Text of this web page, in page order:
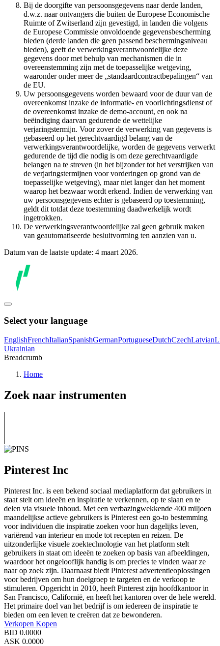
Bij de doorgifte van persoonsgegevens naar derde landen,
d.w.z. naar ontvangers die buiten de Europese Economische
Ruimte of Zwitserland zijn gevestigd, in landen die volgens
de Europese Commissie onvoldoende gegevensbescherming
bieden (derde landen die geen passend beschermingsniveau
bieden), geeft de verwerkingsverantwoordelijke deze
gegevens door met behulp van mechanismen die in
overeenstemming zijn met de toepasselijke wetgeving,
waaronder onder meer de „standaardcontractbepalingen“ van
de EU.
Uw persoonsgegevens worden bewaard voor de duur van de
overeenkomst inzake de informatie- en voorlichtingsdienst of
de overeenkomst inzake de demo-account, en ook na
beëindiging daarvan gedurende de wettelijke
verjaringstermijn. Voor zover de verwerking van gegevens is
gebaseerd op het gerechtvaardigd belang van de
verwerkingsverantwoordelijke, worden de gegevens verwerkt
gedurende de tijd die nodig is om deze gerechtvaardigde
belangen na te streven (in het bijzonder tot het verstrijken van
de verjaringstermijnen voor vorderingen op grond van de
toepasselijke wetgeving), maar niet langer dan het moment
waarop het bezwaar wordt erkend. Indien de verwerking van
uw persoonsgegevens echter is gebaseerd op toestemming,
geldt dit totdat deze toestemming daadwerkelijk wordt
ingetrokken.
De verwerkingsverantwoordelijke zal geen gebruik maken
van geautomatiseerde besluitvorming ten aanzien van u.
Datum van de laatste update: 4 maart 2026.
Select your language
EnglishFrenchItalianSpanishGermanPortugueseDutchCzechLatvian
Ukrainian
Breadcrumb
Home
Zoek naar instrumenten
Pinterest Inc
Pinterest Inc. is een bekend sociaal mediaplatform dat gebruikers in
staat stelt om ideeën en inspiratie te verkennen, op te slaan en te
delen via visuele inhoud. Met een verbazingwekkende 400 miljoen
maandelijkse actieve gebruikers is Pinterest een go-to bestemming
voor individuen die inspiratie zoeken voor hun dagelijks leven,
variërend van interieur en mode tot recepten en reizen. De
uitzonderlijke visuele zoektechnologie van het platform stelt
gebruikers in staat om ideeën te zoeken op basis van afbeeldingen,
waardoor het ongelooflijk handig is om precies te vinden waar ze
naar op zoek zijn. Daarnaast biedt Pinterest advertentieoplossingen
voor bedrijven om hun doelgroep te targeten en de verkoop te
stimuleren. Opgericht in 2010, heeft Pinterest zijn hoofdkantoor in
San Francisco, Californië, en heeft het kantoren over de hele wereld.
Het primaire doel van het bedrijf is om iedereen de inspiratie te
bieden om een leven te creëren dat ze bewonderen.
Verkopen Kopen
BID 0.0000
ASK 0.0000